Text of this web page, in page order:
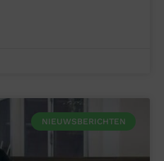
NIEUWSBERICHTEN